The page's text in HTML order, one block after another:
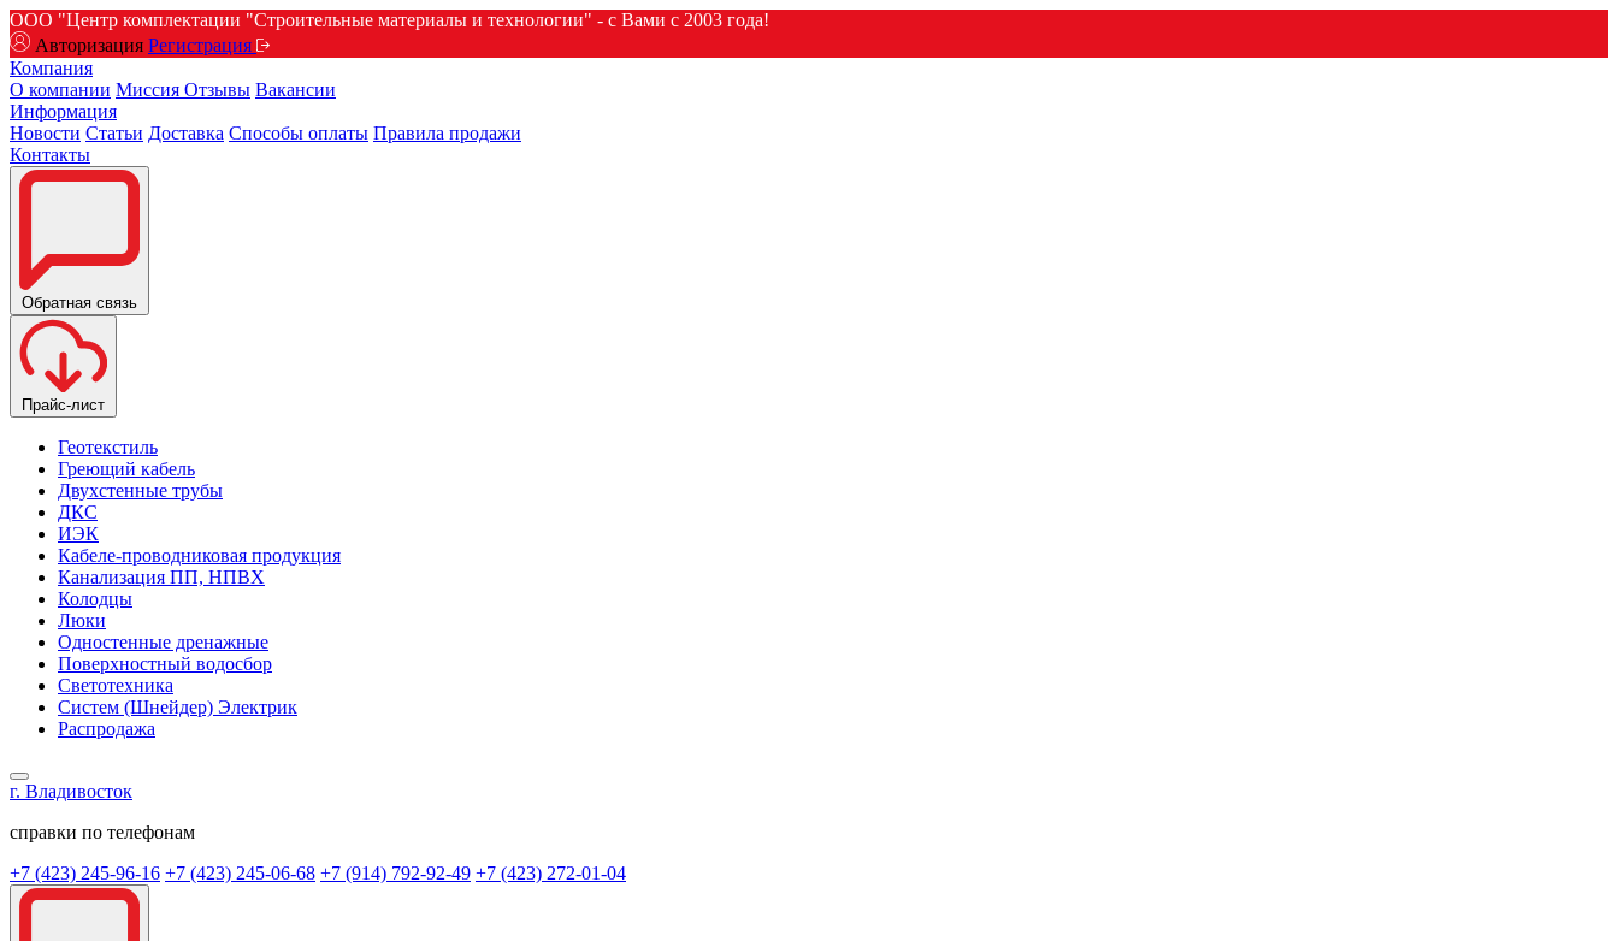
ООО "Центр комплектации "Строительные материалы и технологии" - с Вами с 2003 года!
Авторизация Регистрация
Компания
О компании Миссия Отзывы Вакансии
Информация
Новости Статьи Доставка Способы оплаты Правила продажи
Контакты
Обратная связь
Прайс-лист
Геотекстиль
Греющий кабель
Двухстенные трубы
ДКС
ИЭК
Кабеле-проводниковая продукция
Канализация ПП, НПВХ
Колодцы
Люки
Одностенные дренажные
Поверхностный водосбор
Светотехника
Систем (Шнейдер) Электрик
Распродажа
г. Владивосток
справки по телефонам
+7 (423) 245-96-16 +7 (423) 245-06-68 +7 (914) 792-92-49 +7 (423) 272-01-04